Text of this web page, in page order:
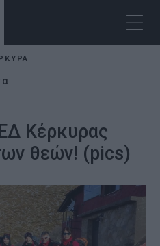
Κέρκυρας
θεών! (pics)